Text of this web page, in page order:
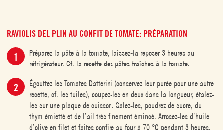
RAVIOLIS DEL PLIN AU CONFIT DE TOMATE: PRÉPARATION
Préparez la pâte à la tomate, laissez-la reposer 3 heures au
réfrigérateur. Cf. la recette des pâtes fraîches à la tomate.
Égouttez les Tomates Datterini (conservez leur purée pour une autre
recette, cf. les tuiles), coupez-les en deux dans la longueur, étalez-
les sur une plaque de cuisson. Salez-les, poudrez de sucre, du
thym émietté et de l’ail très finement émincé. Arrosez-les d’huile
d’olive en filet et faites confire au four à 70 °C pendant 3 heures.